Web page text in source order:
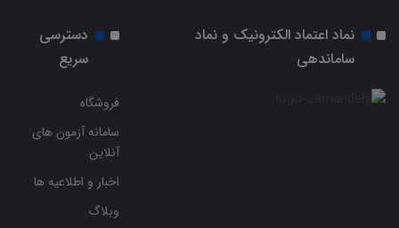
نماد اعتماد الکترونیک و نماد
ساماندهی
دسترسی
سریع
فروشگاه
سامانه آزمون های
آنلاین
اخبار و اطلاعیه ها
وبلاگ